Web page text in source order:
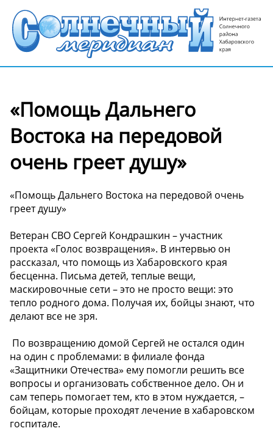
«Помощь Дальнего
Востока на передовой
очень греет душу»
«Помощь Дальнего Востока на передовой очень
греет душу»
Ветеран СВО Сергей Кондрашкин – участник
проекта «Голос возвращения». В интервью он
рассказал, что помощь из Хабаровского края
бесценна. Письма детей, теплые вещи,
маскировочные сети – это не просто вещи: это
тепло родного дома. Получая их, бойцы знают, что
делают все не зря.
️ По возвращению домой Сергей не остался один
на один с проблемами: в филиале фонда
«Защитники Отечества» ему помогли решить все
вопросы и организовать собственное дело. Он и
сам теперь помогает тем, кто в этом нуждается, –
бойцам, которые проходят лечение в хабаровском
госпитале.